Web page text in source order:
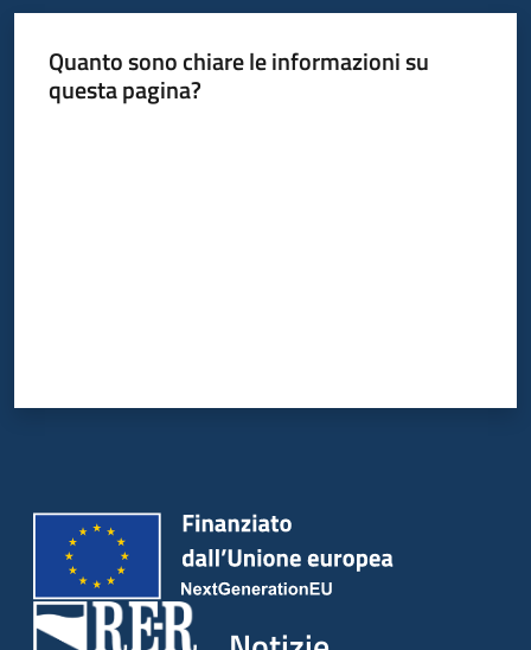
Quanto sono chiare le informazioni su
questa pagina?